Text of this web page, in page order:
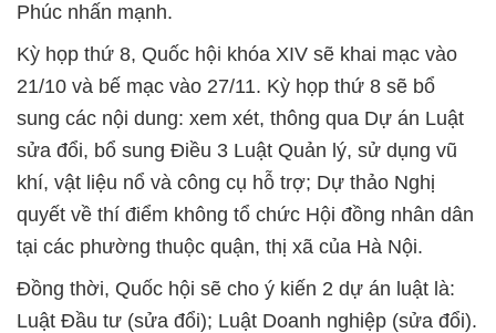
Phúc nhấn mạnh.
Kỳ họp thứ 8, Quốc hội khóa XIV sẽ khai mạc vào
21/10 và bế mạc vào 27/11. Kỳ họp thứ 8 sẽ bổ
sung các nội dung: xem xét, thông qua Dự án Luật
sửa đổi, bổ sung Điều 3 Luật Quản lý, sử dụng vũ
khí, vật liệu nổ và công cụ hỗ trợ; Dự thảo Nghị
quyết về thí điểm không tổ chức Hội đồng nhân dân
tại các phường thuộc quận, thị xã của Hà Nội.
Đồng thời, Quốc hội sẽ cho ý kiến 2 dự án luật là:
Luật Đầu tư (sửa đổi); Luật Doanh nghiệp (sửa đổi).